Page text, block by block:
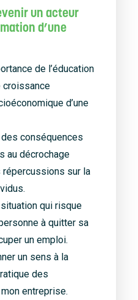
un acteur
d’une
de l’éducation
croissance
d’une
conséquences
au décrochage
sur la
qui risque
à quitter sa
un emploi.
un sens à la
des
entreprise.